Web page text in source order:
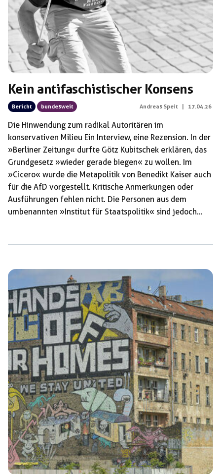
Kein antifaschistischer Konsens
Bericht bundesweit Andreas Speit 17.04.26
Die Hinwendung zum radikal Autoritären im
konservativen Milieu Ein Interview, eine Rezension. In der
»Berliner Zeitung« durfte Götz Kubitschek erklären, das
Grundgesetz »wieder gerade biegen« zu wollen. Im
»Cicero« wurde die Metapolitik von Benedikt Kaiser auch
für die AfD vorgestellt. Kritische Anmerkungen oder
Ausführungen fehlen nicht. Die Personen aus dem
umbenannten »Institut für Staatspolitik« sind jedoch
satisfaktionsgemäß. Kubitschek, Kaiser und Co. werden in
dem von ihnen beklagten »Meinungskorridor« noch mehr
Positionen beeinflussen können. Statt »Brandmauern« zu
halten, werden, wenn überhaupt, noch »rote […]